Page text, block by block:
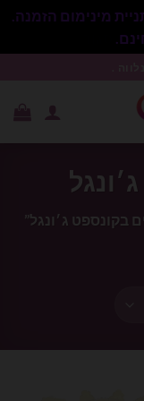
בעלות 50₪ ללא התניית מינימום הזמנה.
בקונספט ג׳ונגל”